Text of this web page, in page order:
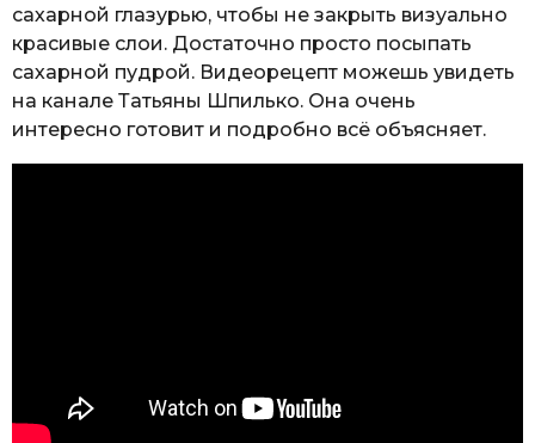
сахарной глазурью, чтобы не закрыть визуально
красивые слои. Достаточно просто посыпать
сахарной пудрой. Видеорецепт можешь увидеть
на канале Татьяны Шпилько. Она очень
интересно готовит и подробно всё объясняет.